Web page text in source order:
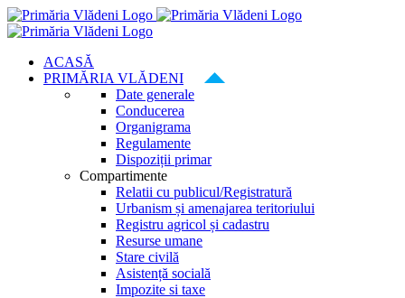
Skip
to
ACASĂ
PRIMĂRIA VLĂDENI
Date generale
Conducerea
Organigrama
Regulamente
Dispoziții primar
Compartimente
Relatii cu publicul/Registratură
Urbanism și amenajarea teritoriului
Registru agricol și cadastru
Resurse umane
Stare civilă
Asistență socială
Impozite si taxe